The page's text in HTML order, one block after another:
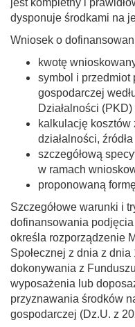
jest kompletny i
dysponuje środkami na
Wniosek o
kwotę
symbol i przedmiot
gospodarczej
Działalności
kalkulację
działalności,
szczegółową
w ramach
proponowaną
Szczegółowe warunki i
dofinansowania
określa rozporządzenie
Społecznej z dnia z
dokonywania z
wyposażenia lub
przyznawania środków
gospodarczej (Dz.U. z